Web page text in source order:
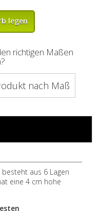
legen
richtigen Maßen
nach Maß
besteht aus 6 Lagen
eine 4 cm hohe